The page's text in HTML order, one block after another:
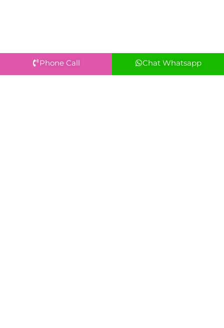
Phone Call Chat Whatsapp